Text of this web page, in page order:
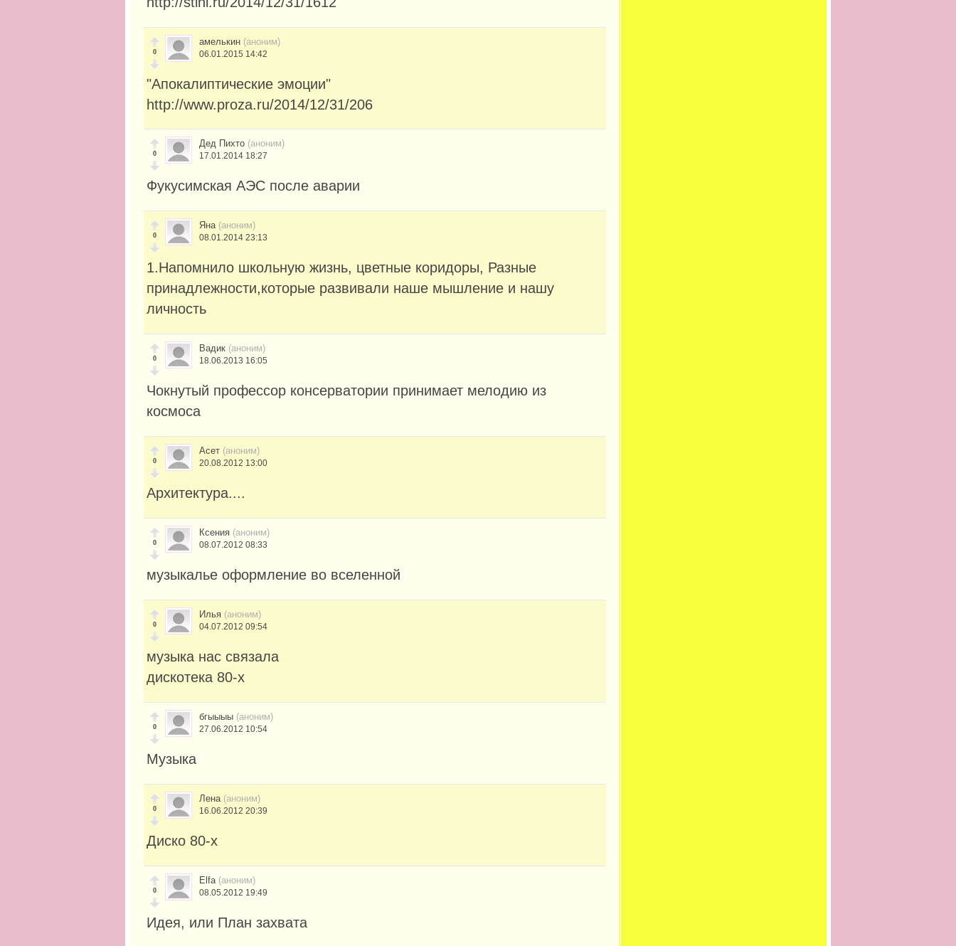
0
амелькин (аноним)
06.01.2015 14:42
"Апокалиптические эмоции"
http://www.proza.ru/2014/12/31/206
0
Дед Пихто (аноним)
17.01.2014 18:27
Фукусимская АЭС после аварии
0
Яна (аноним)
08.01.2014 23:13
1.Напомнило школьную жизнь, цветные коридоры, Разные
принадлежности,которые развивали наше мышление и нашу
личность
0
Вадик (аноним)
18.06.2013 16:05
Чокнутый профессор консерватории принимает мелодию из
космоса
0
Асет (аноним)
20.08.2012 13:00
Архитектура....
0
Ксения (аноним)
08.07.2012 08:33
музыкалье оформление во вселенной
0
Илья (аноним)
04.07.2012 09:54
музыка нас связала
дискотека 80-х
0
бгыыыы (аноним)
27.06.2012 10:54
Музыка
0
Лена (аноним)
16.06.2012 20:39
Диско 80-х
0
Elfa (аноним)
08.05.2012 19:49
Идея, или План захвата